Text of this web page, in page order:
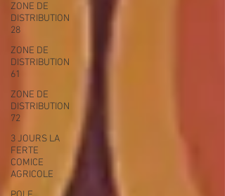
ZONE DE
DISTRIBUTION
28
ZONE DE
DISTRIBUTION
61
ZONE DE
DISTRIBUTION
72
3 JOURS LA
FERTE
COMICE
AGRICOLE